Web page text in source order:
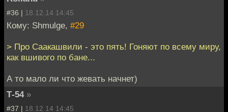
#36 | 18.12.14 14:45
Кому: Shmulge, #29
> Про Саакашвили - это пять! Гоняют по всему миру,
как вшивого по бане...
А то мало ли что жевать начнет)
Т-54 »
#37 | 18.12.14 14:45